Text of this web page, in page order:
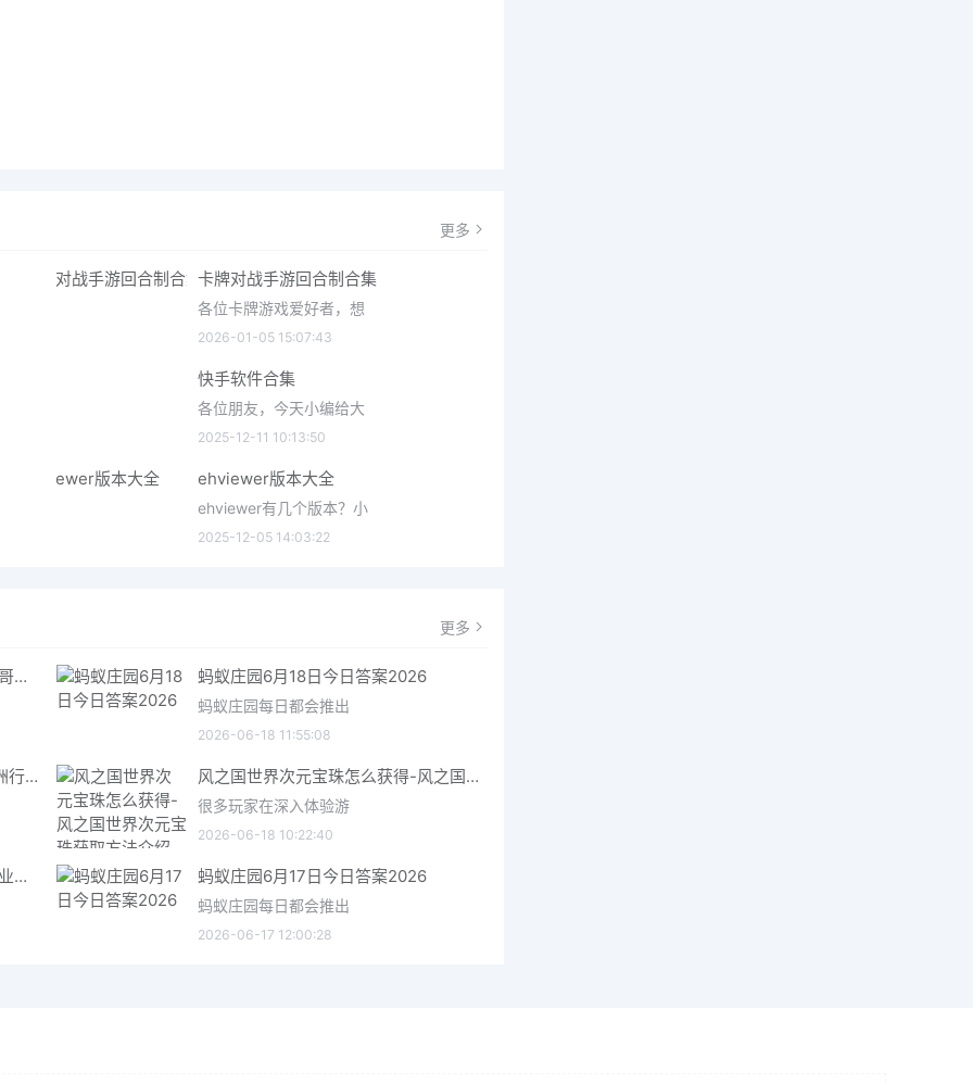
更多
卡牌对战手游回合制合集
各位卡牌游戏爱好者，想
2026-01-05 15:07:43
快手软件合集
各位朋友，今天小编给大
2025-12-11 10:13:50
ehviewer版本大全
ehviewer有几个版本？小
2025-12-05 14:03:22
更多
哥特王朝重制版爬虫铠甲获取指南 哥特王朝重制版爬虫铠甲获取方法 蚂蚁庄园6月18日今日答案2026
蚂蚁庄园每日都会推出
2026-06-18 11:55:08
三角洲行动6月18日今日密码 三角洲行动2026年6月18今日摩斯密码分享 风之国世界次元宝珠怎么获得-风之国世界次元宝珠获取方法介绍
很多玩家在深入体验游
2026-06-18 10:22:40
星际矿业研究点数获取指南 星际矿业研究点数获取方法 蚂蚁庄园6月17日今日答案2026
蚂蚁庄园每日都会推出
2026-06-17 12:00:28